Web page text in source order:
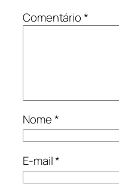
Comentário*
Nome*
E-mail*